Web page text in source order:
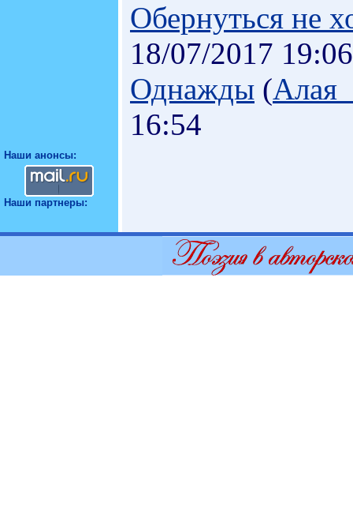
Наши анонсы:
Наши партнеры:
Обернуться не
18/07/2017 19:06
Однажды (
16:54